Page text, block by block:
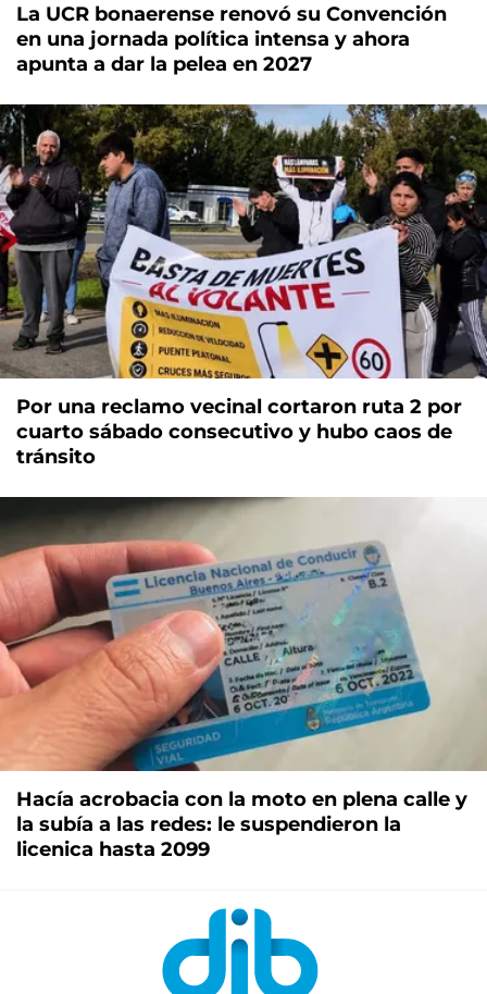
La UCR bonaerense renovó su Convención
en una jornada política intensa y ahora
apunta a dar la pelea en 2027
Por una reclamo vecinal cortaron ruta 2 por
cuarto sábado consecutivo y hubo caos de
tránsito
Hacía acrobacia con la moto en plena calle y
la subía a las redes: le suspendieron la
licenica hasta 2099